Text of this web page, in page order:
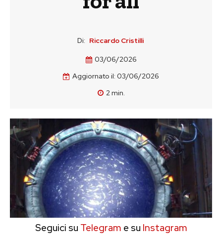
Di: Riccardo Cristilli
03/06/2026
Aggiornato il: 03/06/2026
2min.
Seguici su Telegram e su Instagram